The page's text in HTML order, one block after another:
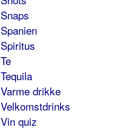
Snaps
Spanien
Spiritus
Te
Tequila
Varme drikke
Velkomstdrinks
Vin quiz